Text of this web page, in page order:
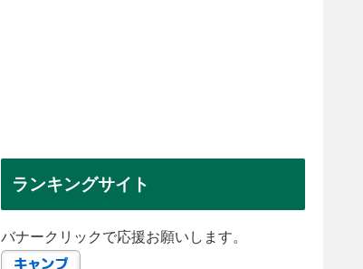
ランキングサイト
バナークリックで応援お願いします。